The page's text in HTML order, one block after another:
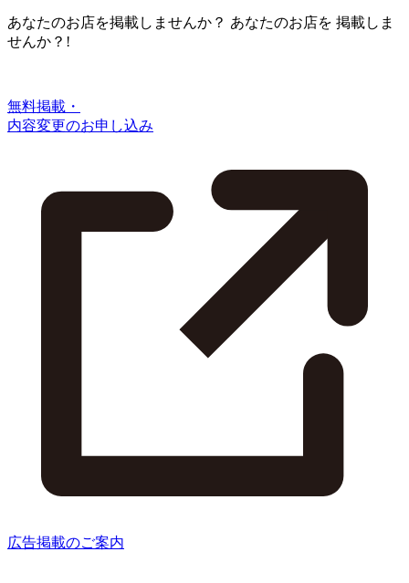
あなたのお店を掲載しませんか？ あなたのお店を 掲載しま
せんか？!
無料掲載・
内容変更のお申し込み
広告掲載のご案内